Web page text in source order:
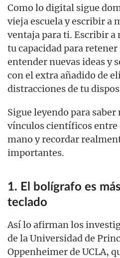
Como lo digital sigue
vieja escuela y escribir a
ventaja para ti. Escribir a
tu capacidad para
entender nuevas ideas y
con el extra añadido de
distracciones de tu
Sigue leyendo para saber
vínculos científicos entre
mano y recordar
importantes.
1. El bolígrafo es
teclado
Así lo afirman los
de la Universidad de
Oppenheimer de UCLA,